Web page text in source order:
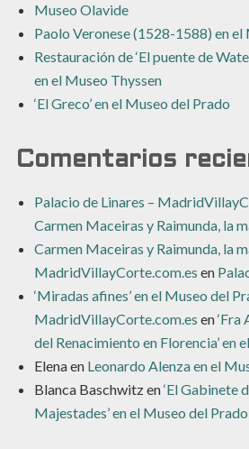
Museo Olavide
Paolo Veronese (1528-1588) en el
Restauración de ‘El puente de
en el Museo Thyssen
‘El Greco’ en el Museo del Prado
Comentarios
Palacio de Linares –
Carmen Maceiras y Raimunda, la
Carmen Maceiras y Raimunda, la
MadridVillayCorte.com.es en
‘Miradas afines’ en el Museo del
MadridVillayCorte.com.es en‘Fra
del Renacimiento en Florencia’ en
Elenaen Leonardo Alenza en el
Blanca Baschwitzen‘El Gabinete
Majestades’ en el Museo del Prado